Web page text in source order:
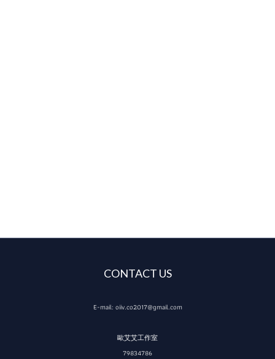
CONTACT US
E-mail: oiiv.co2017@gmail.com
歐艾艾工作室
79834786